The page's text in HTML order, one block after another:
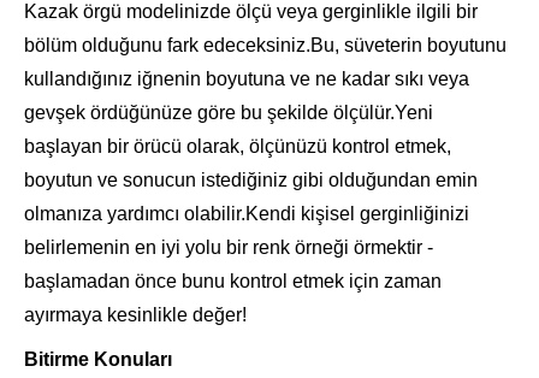
Kazak örgü modelinizde ölçü veya gerginlikle ilgili bir
bölüm olduğunu fark edeceksiniz.Bu, süveterin boyutunu
kullandığınız iğnenin boyutuna ve ne kadar sıkı veya
gevşek ördüğünüze göre bu şekilde ölçülür.Yeni
başlayan bir örücü olarak, ölçünüzü kontrol etmek,
boyutun ve sonucun istediğiniz gibi olduğundan emin
olmanıza yardımcı olabilir.Kendi kişisel gerginliğinizi
belirlemenin en iyi yolu bir renk örneği örmektir -
başlamadan önce bunu kontrol etmek için zaman
ayırmaya kesinlikle değer!
Bitirme Konuları